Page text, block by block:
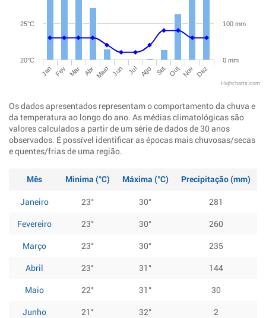
Jan Fev Mar Abr Maio Jun Jul Ago Set Out Nov Dez
20°C
25°C
0 mm
100 mm
Highcharts.com
Os dados apresentados representam o comportamento da chuva e
da temperatura ao longo do ano. As médias climatológicas são
valores calculados a partir de um série de dados de 30 anos
observados. É possível identificar as épocas mais chuvosas/secas
e quentes/frias de uma região.
Mês Minima (°C) Máxima (°C)
Precipitação (mm)
Janeiro
23° 30°
281
Fevereiro
23° 30°
260
Março
23° 30°
235
Abril
23° 31°
144
Maio
22° 31°
30
Junho
21° 32°
2